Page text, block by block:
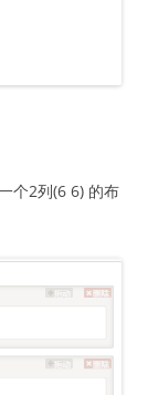
个2列(6 6) 的布